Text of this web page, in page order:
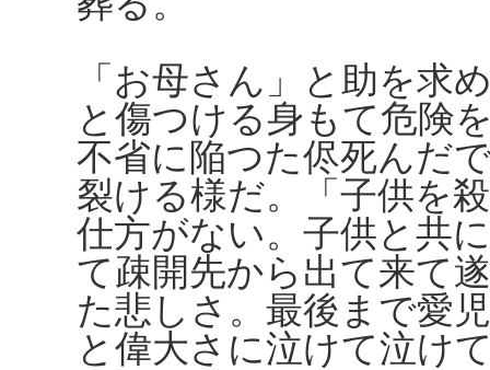
「お母さん」と助を求
と傷つける身もて危険
不省に陥つた侭死んだ
裂ける様だ。「子供を
仕方がない。子供と共
て疎開先から出て来て
た悲しさ。最後まで愛
と偉大さに泣けて泣け